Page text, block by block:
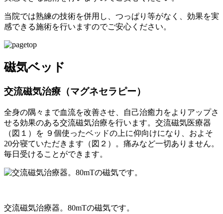
当院では熟練の技術を併用し、つっぱり等がなく、効果を実
感できる施術を行いますのでご安心ください。
磁気ベッド
交流磁気治療（マグネセラピー）
全身の隅々まで血流を改善させ、自己治癒力をよりアップさ
せる効果のある交流磁気治療を行います。交流磁気医療器
（図１）を ９個使ったベッドの上に仰向けになり、およそ
20分寝ていただきます（図２）。痛みなど一切ありません。
毎日受けることができます。
交流磁気治療器。80mTの磁気です。